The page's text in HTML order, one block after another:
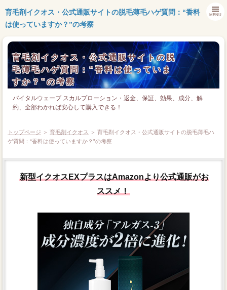
育毛剤イクオス・公式通販サイトの脱毛薄毛ハゲ質問：“香料
は使っていますか？”の考察
育毛剤イクオス・公式通販サイトの脱
毛薄毛ハゲ質問：“香料は使っていま
すか？”の考察
バイタルウェーブ スカルプローション・返金、保証、効果、成分、解
約、全部わかれば安心して購入できる！
MENU
トップページ ＞ 育毛剤イクオス
＞ 育毛剤イクオス・公式通販サイトの脱毛薄毛ハ
ゲ質問：“香料は使っていますか？”の考察
新型イクオスEXプラスはAmazonより公式通販がお
ススメ！